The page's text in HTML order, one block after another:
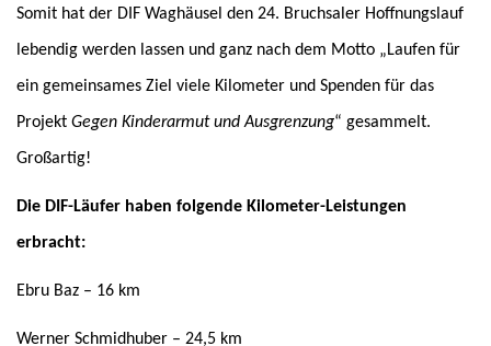
Somit hat der DIF Waghäusel den 24. Bruchsaler Hoffnungslauf
lebendig werden lassen und ganz nach dem Motto „Laufen für
ein gemeinsames Ziel viele Kilometer und Spenden für das
Projekt Gegen Kinderarmut und Ausgrenzung“ gesammelt.
Großartig!
Die DIF-Läufer haben folgende Kilometer-Leistungen
erbracht:
Ebru Baz – 16 km
Werner Schmidhuber – 24,5 km